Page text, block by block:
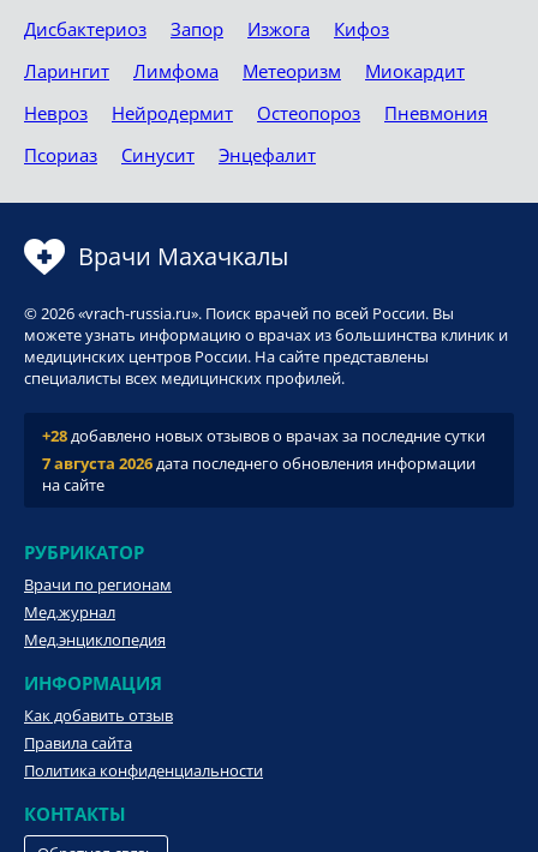
Дисбактериоз
Запор Изжога
Кифоз
Ларингит
Лимфома Метеоризм
Миокардит
Невроз
Нейродермит Остеопороз
Пневмония
Псориаз
Синусит Энцефалит
Врачи Махачкалы
© 2026 «vrach-russia.ru». Поиск врачей по всей России. Вы
можете узнать информацию о врачах из большинства клиник и
медицинских центров России. На сайте представлены
специалисты всех медицинских профилей.
+28добавлено новых отзывов о врачах за последние сутки
7 августа 2026дата последнего обновления информации
на сайте
РУБРИКАТОР
Врачи по регионам
Мед.журнал
Мед.энциклопедия
ИНФОРМАЦИЯ
Как добавить отзыв
Правила сайта
Политика конфиденциальности
КОНТАКТЫ